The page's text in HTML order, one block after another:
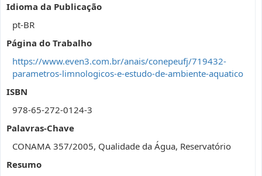
Idioma da Publicação
pt-BR
Página do Trabalho
https://www.even3.com.br/anais/conepeufj/719432-
parametros-limnologicos-e-estudo-de-ambiente-aquatico
ISBN
978-65-272-0124-3
Palavras-Chave
CONAMA 357/2005, Qualidade da Água, Reservatório
Resumo